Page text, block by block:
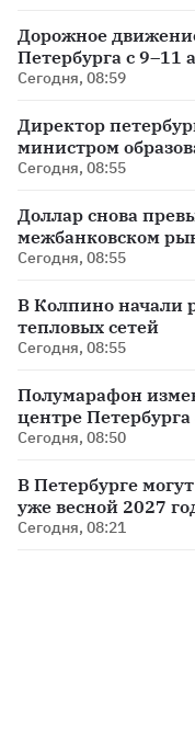
Дорожное
Петербурга с 9–11
Сегодня, 08:59
Директор
министром
Сегодня, 08:55
Доллар снова
межбанковском
Сегодня, 08:55
В Колпино начали
тепловых сетей
Сегодня, 08:55
Полумарафон
центре Петербурга
Сегодня, 08:50
В Петербурге
уже весной 2027
Сегодня, 08:21